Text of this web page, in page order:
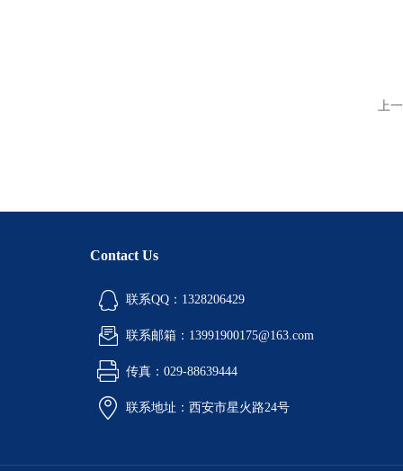
上
Contact Us
联系QQ：1328206429
联系邮箱：13991900175@163.com
传真：029-88639444
联系地址：西安市星火路24号